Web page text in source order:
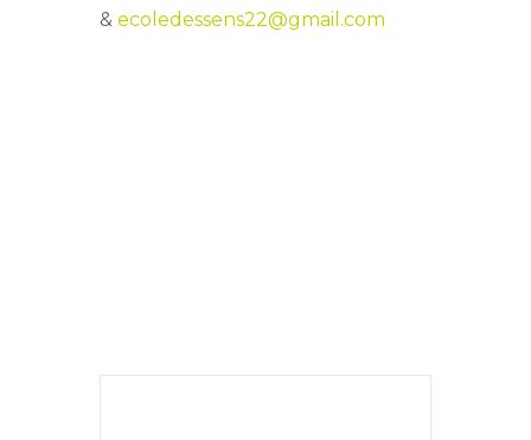
& ecoledessens22@gmail.com